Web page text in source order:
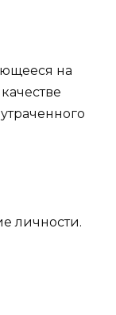
на
личности.